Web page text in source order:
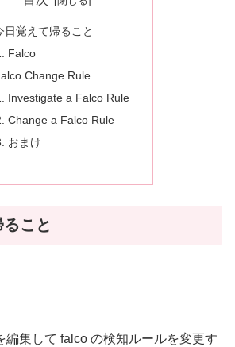
日覚えて帰ること
Falco
Change Rule
Investigate a Falco Rule
Change a Falco Rule
おまけ
こと
編集して falco の検知ルールを変更す